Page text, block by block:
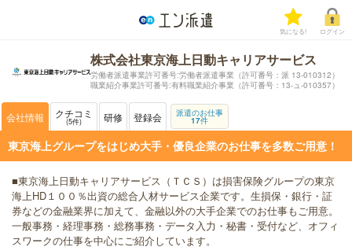
気になる! ログイン
株式会社東京海上日動キャリアサービス
労働者派遣事業許可番号:労働者派遣事業（許可番号：派 13-010312）
職業紹介事業許可番号:有料職業紹介事業（許可番号：13-ュ-010357）
会社情報 クチコミ
5件 研修 登録会 派遣のお仕事
17件
東京海上グループをはじめ大手・優良企業のお仕事を多数ご用意！
■東京海上日動キャリアサービス（ＴＣＳ）は損害保険グループの東京
海上HD１００％出資の総合人材サービス企業です。生損保・銀行・証
券などの金融業界に加えて、金融以外の大手企業でのお仕事もご用意。
一般事務・経理事務・総務事務・データ入力・秘書・受付など、オフィ
スワークの仕事を中心にご紹介しています。